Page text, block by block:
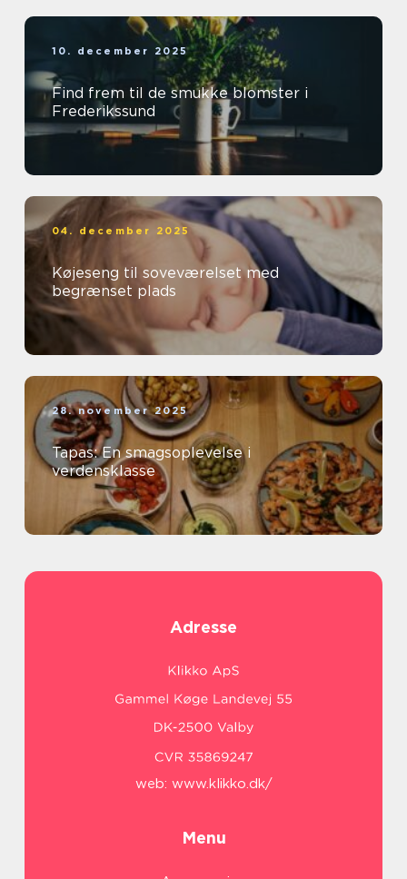
10. december 2025
Find frem til de smukke blomster i
Frederikssund
04. december 2025
Køjeseng til soveværelset med
begrænset plads
28. november 2025
Tapas: En smagsoplevelse i
verdensklasse
Adresse
web: www.klikko.dk/
Menu